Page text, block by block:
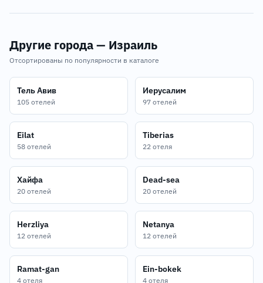
Другие города — Израиль
Отсортированы по популярности в каталоге
Тель Авив
105 отелей
Иерусалим
97 отелей
Eilat
58 отелей
Tiberias
22 отеля
Хайфа
20 отелей
Dead-sea
20 отелей
Herzliya
12 отелей
Netanya
12 отелей
Ramat-gan
4 отеля
Ein-bokek
4 отеля